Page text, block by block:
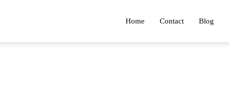
Home Contact Blog